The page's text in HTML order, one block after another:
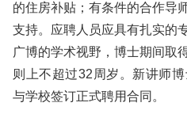
的住房补贴；有条件的合作导
支持。应聘人员应具有扎实的
广博的学术视野，博士期间取
则上不超过32周岁。新讲师
与学校签订正式聘用合同。